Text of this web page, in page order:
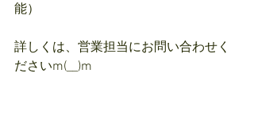
能）
詳しくは、営業担当にお問い合わせく
ださいm(__)m